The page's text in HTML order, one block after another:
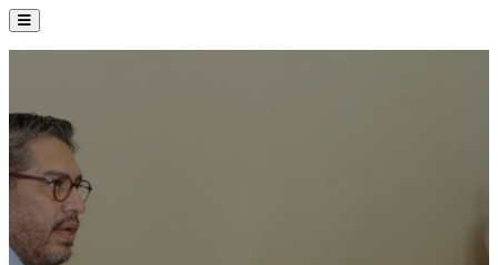
Servicios
Comunidad UATx